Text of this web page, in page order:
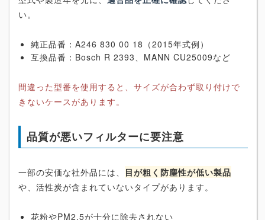
い。
純正品番：A246 830 00 18（2015年式例）
互換品番：Bosch R 2393、MANN CU25009など
間違った型番を使用すると、サイズが合わず取り付けで
きないケースがあります。
品質が悪いフィルターに要注意
一部の安価な社外品には、 目が粗く防塵性が低い製品
や、活性炭が含まれていないタイプがあります。
花粉やPM2.5が十分に除去されない